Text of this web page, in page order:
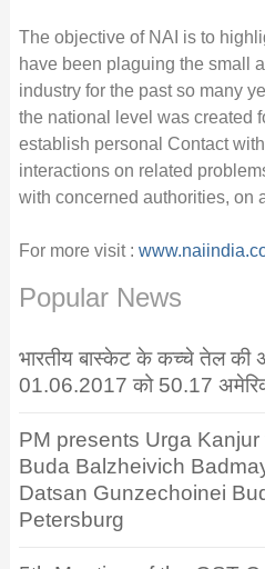
The objective of NAI is to
have been plaguing the small
industry for the past so many
the national level was created
establish personal Contact
interactions on related
with concerned authorities, on
For more visit :
Popular News
भारतीय बास्केट के कच्चे तेल की
01.06.2017 को 50.17
PM presents Urga
Buda Balzheivich
Datsan Gunzechoinei
Petersburg